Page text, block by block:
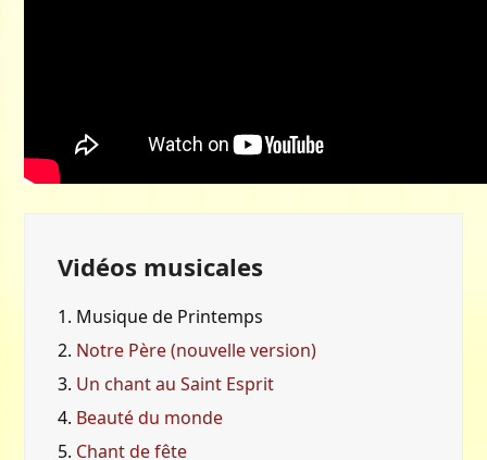
Vidéos musicales
1. Musique de Printemps
2. Notre Père (nouvelle version)
3. Un chant au Saint Esprit
4. Beauté du monde
5. Chant de fête